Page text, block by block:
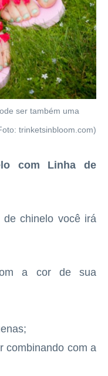
ser também uma
trinketsinbloom.com)
com Linha de
de chinelo você irá
a cor de sua
combinando com a